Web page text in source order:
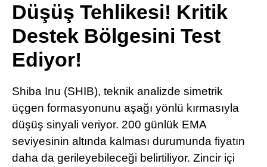
TikTok
Düşüş Tehlikesi! Kritik
Destek Bölgesini Test
Ediyor!
Shiba Inu (SHIB), teknik analizde simetrik
üçgen formasyonunu aşağı yönlü kırmasıyla
düşüş sinyali veriyor. 200 günlük EMA
seviyesinin altında kalması durumunda fiyatın
daha da gerileyebileceği belirtiliyor. Zincir içi